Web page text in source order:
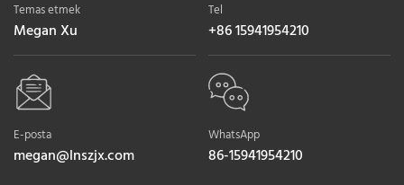
Temas etmek
Megan Xu
Tel
+86 15941954210
E-posta
megan@lnszjx.com
WhatsApp
86-15941954210